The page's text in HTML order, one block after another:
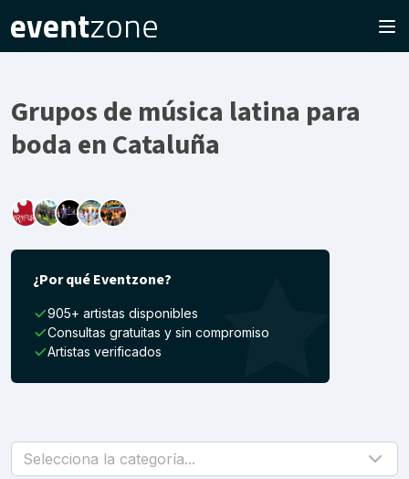
Grupos de música latina para
boda en Cataluña
¿Por qué Eventzone?
905+ artistas disponibles
Consultas gratuitas y sin compromiso
Artistas verificados
Selecciona la categoría...